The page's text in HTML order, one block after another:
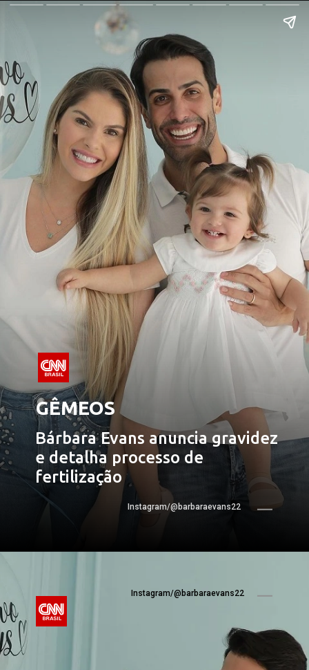
GÊMEOS
Bárbara Evans anuncia gravidez
e detalha processo de
fertilização
Instagram/@barbaraevans22
Instagram/@barbaraevans22